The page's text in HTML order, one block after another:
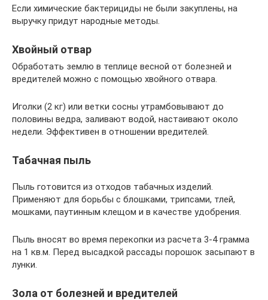
Если химические бактерициды не были закуплены, на
выручку придут народные методы.
Хвойный отвар
Обработать землю в теплице весной от болезней и
вредителей можно с помощью хвойного отвара.
Иголки (2 кг) или ветки сосны утрамбовывают до
половины ведра, заливают водой, настаивают около
недели. Эффективен в отношении вредителей.
Табачная пыль
Пыль готовится из отходов табачных изделий.
Применяют для борьбы с блошками, трипсами, тлей,
мошками, паутинным клещом и в качестве удобрения.
Пыль вносят во время перекопки из расчета 3-4 грамма
на 1 кв.м. Перед высадкой рассады порошок засыпают в
лунки.
Зола от болезней и вредителей